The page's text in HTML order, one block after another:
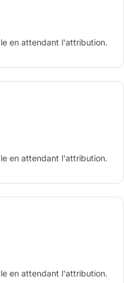
en attendant l'attribution.
en attendant l'attribution.
en attendant l'attribution.